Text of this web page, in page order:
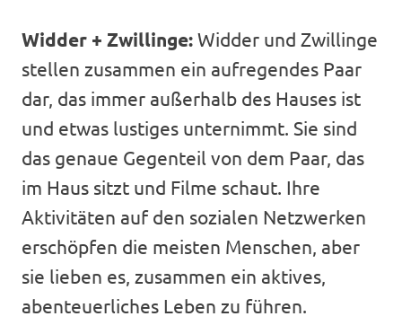
Widder + Zwillinge:Widder und Zwillinge
stellen zusammen ein aufregendes Paar
dar, das immer außerhalb des Hauses ist
und etwas lustiges unternimmt. Sie sind
das genaue Gegenteil von dem Paar, das
im Haus sitzt und Filme schaut. Ihre
Aktivitäten auf den sozialen Netzwerken
erschöpfen die meisten Menschen, aber
sie lieben es, zusammen ein aktives,
abenteuerliches Leben zu führen.